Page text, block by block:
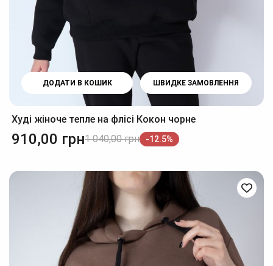
ДОДАТИ В КОШИК ШВИДКЕ ЗАМОВЛЕННЯ
Худі жіноче тепле на флісі Кокон чорне
910,00 грн1 040,00 грн -12.5%